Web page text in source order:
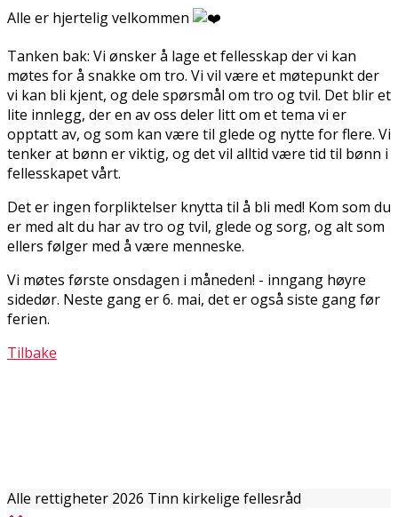
Alle er hjertelig velkommen
Tanken bak: Vi ønsker å lage et fellesskap der vi kan
møtes for å snakke om tro. Vi vil være et møtepunkt der
vi kan bli kjent, og dele spørsmål om tro og tvil. Det blir et
lite innlegg, der en av oss deler litt om et tema vi er
opptatt av, og som kan være til glede og nytte for flere. Vi
tenker at bønn er viktig, og det vil alltid være tid til bønn i
fellesskapet vårt.
Det er ingen forpliktelser knytta til å bli med! Kom som du
er med alt du har av tro og tvil, glede og sorg, og alt som
ellers følger med å være menneske.
Vi møtes første onsdagen i måneden! - inngang høyre
sidedør. Neste gang er 6. mai, det er også siste gang før
ferien.
Tilbake
Alle rettigheter 2026 Tinn kirkelige fellesråd